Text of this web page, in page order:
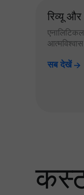
रिव्यू और
सब देखें